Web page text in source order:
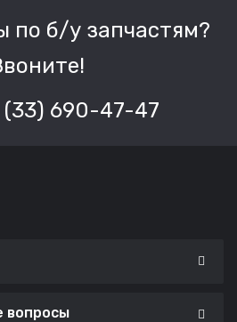
по б/у запчастям?
(33) 690-47-47
вопросы